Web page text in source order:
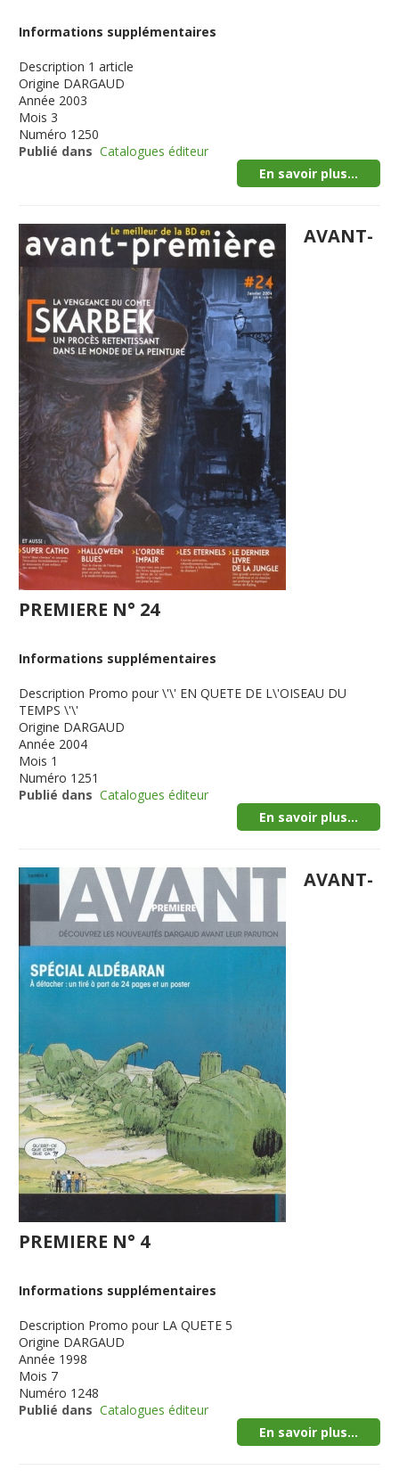
Informations supplémentaires
Description 1 article
Origine DARGAUD
Année 2003
Mois 3
Numéro 1250
Publié dans Catalogues éditeur
En savoir plus...
AVANT-
PREMIERE N° 24
Informations supplémentaires
Description Promo pour \'\' EN QUETE DE L\'OISEAU DU
TEMPS \'\'
Origine DARGAUD
Année 2004
Mois 1
Numéro 1251
Publié dans Catalogues éditeur
En savoir plus...
AVANT-
PREMIERE N° 4
Informations supplémentaires
Description Promo pour LA QUETE 5
Origine DARGAUD
Année 1998
Mois 7
Numéro 1248
Publié dans Catalogues éditeur
En savoir plus...